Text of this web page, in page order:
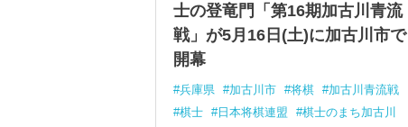
士の登竜門「第16期加古川青流
戦」が5月16日(土)に加古川市で
開幕
兵庫県 加古川市 将棋
加古川青流戦
棋士
日本将棋連盟
棋士のまち加古川